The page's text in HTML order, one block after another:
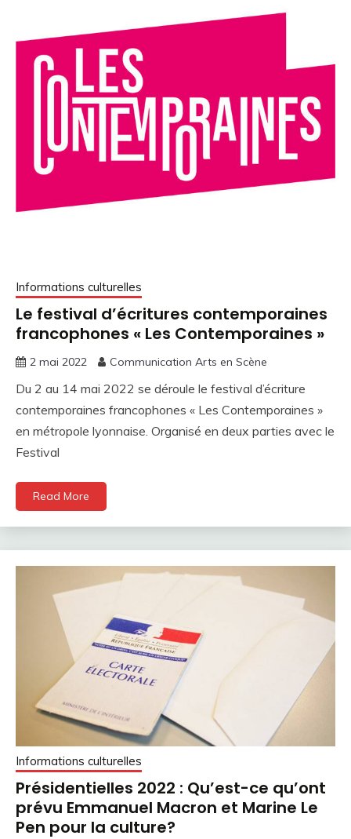
Informations culturelles
Le festival d’écritures contemporaines
francophones « Les Contemporaines »
2 mai 2022 Communication Arts en Scène
Du 2 au 14 mai 2022 se déroule le festival d’écriture
contemporaines francophones « Les Contemporaines »
en métropole lyonnaise. Organisé en deux parties avec le
Festival
Read More
Informations culturelles
Présidentielles 2022 : Qu’est-ce qu’ont
prévu Emmanuel Macron et Marine Le
Pen pour la culture?